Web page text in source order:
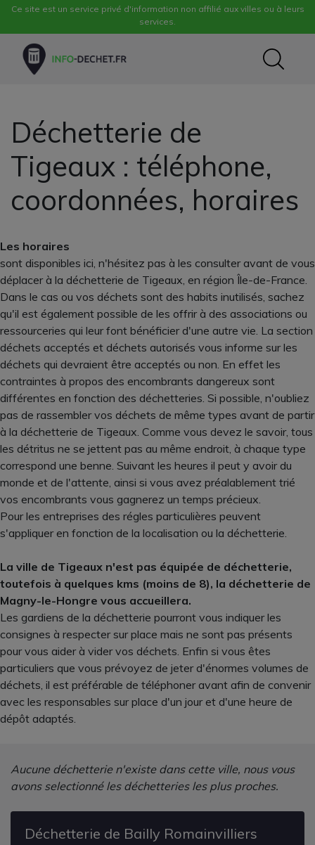
Ce site est un service privé d'information non affilié aux villes ou à leurs
services.
Déchetterie de
Tigeaux : téléphone,
coordonnées, horaires
Les horaires
sont disponibles ici, n'hésitez pas à les consulter avant de vous
déplacer à la déchetterie de Tigeaux, en région Île-de-France.
Dans le cas ou vos déchets sont des habits inutilisés, sachez
qu'il est également possible de les offrir à des associations ou
ressourceries qui leur font bénéficier d'une autre vie. La section
déchets acceptés et déchets autorisés vous informe sur les
déchets qui devraient être acceptés ou non. En effet les
contraintes à propos des encombrants dangereux sont
différentes en fonction des déchetteries. Si possible, n'oubliez
pas de rassembler vos déchets de même types avant de partir
à la déchetterie de Tigeaux. Comme vous devez le savoir, tous
les détritus ne se jettent pas au même endroit, à chaque type
correspond une benne. Suivant les heures il peut y avoir du
monde et de l'attente, ainsi si vous avez préalablement trié
vos encombrants vous gagnerez un temps précieux.
Pour les entreprises des régles particulières peuvent
s'appliquer en fonction de la localisation ou la déchetterie.
La ville de Tigeaux n'est pas équipée de déchetterie,
toutefois à quelques kms (moins de 8), la déchetterie de
Magny-le-Hongre vous accueillera.
Les gardiens de la déchetterie pourront vous indiquer les
consignes à respecter sur place mais ne sont pas présents
pour vous aider à vider vos déchets. Enfin si vous êtes
particuliers que vous prévoyez de jeter d'énormes volumes de
déchets, il est préférable de téléphoner avant afin de convenir
avec les responsables sur place d'un jour et d'une heure de
dépôt adaptés.
Aucune déchetterie n'existe dans cette ville, nous vous
avons selectionné les déchetteries les plus proches.
Déchetterie de Bailly Romainvilliers